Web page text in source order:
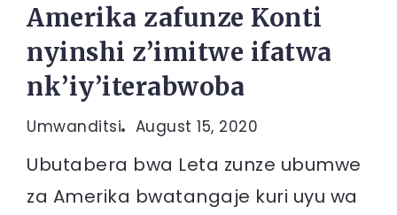
Amerika zafunze Konti
nyinshi z’imitwe ifatwa
nk’iy’iterabwoba
Umwanditsi August 15, 2020
Ubutabera bwa Leta zunze ubumwe
za Amerika bwatangaje kuri uyu wa